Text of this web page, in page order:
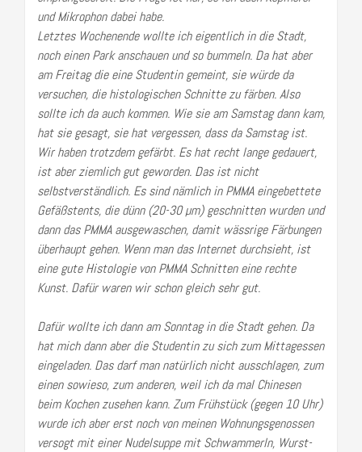
und Mikrophon dabei habe.
Letztes Wochenende wollte ich eigentlich in die Stadt,
noch einen Park anschauen und so bummeln. Da hat aber
am Freitag die eine Studentin gemeint, sie würde da
versuchen, die histologischen Schnitte zu färben. Also
sollte ich da auch kommen. Wie sie am Samstag dann kam,
hat sie gesagt, sie hat vergessen, dass da Samstag ist.
Wir haben trotzdem gefärbt. Es hat recht lange gedauert,
ist aber ziemlich gut geworden. Das ist nicht
selbstverständlich. Es sind nämlich in PMMA eingebettete
Gefäßstents, die dünn (20-30 µm) geschnitten wurden und
dann das PMMA ausgewaschen, damit wässrige Färbungen
überhaupt gehen. Wenn man das Internet durchsieht, ist
eine gute Histologie von PMMA Schnitten eine rechte
Kunst. Dafür waren wir schon gleich sehr gut.
Dafür wollte ich dann am Sonntag in die Stadt gehen. Da
hat mich dann aber die Studentin zu sich zum Mittagessen
eingeladen. Das darf man natürlich nicht ausschlagen, zum
einen sowieso, zum anderen, weil ich da mal Chinesen
beim Kochen zusehen kann. Zum Frühstück (gegen 10 Uhr)
wurde ich aber erst noch von meinen Wohnungsgenossen
versogt mit einer Nudelsuppe mit Schwammerln, Wurst-